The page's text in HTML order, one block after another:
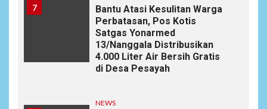
7
Bantu Atasi Kesulitan Warga
Perbatasan, Pos Kotis
Satgas Yonarmed
13/Nanggala Distribusikan
4.000 Liter Air Bersih Gratis
di Desa Pesayah
NEWS